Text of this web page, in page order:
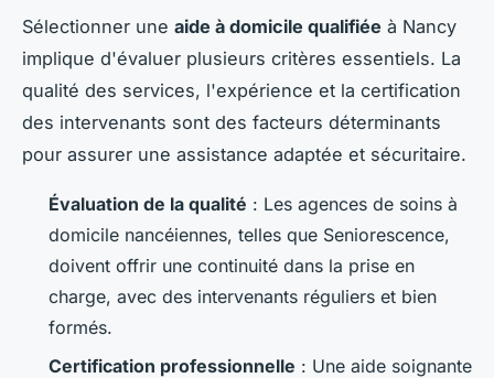
Sélectionner une aide à domicile qualifiée à Nancy
implique d'évaluer plusieurs critères essentiels. La
qualité des services, l'expérience et la certification
des intervenants sont des facteurs déterminants
pour assurer une assistance adaptée et sécuritaire.
Évaluation de la qualité : Les agences de soins à
domicile nancéiennes, telles que Seniorescence,
doivent offrir une continuité dans la prise en
charge, avec des intervenants réguliers et bien
formés.
Certification professionnelle : Une aide soignante